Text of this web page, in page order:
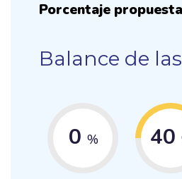
Porcentaje
Balance de
0 % 40